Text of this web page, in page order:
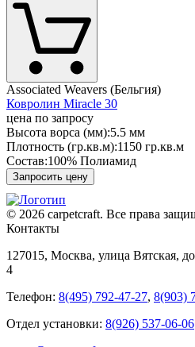
Associated Weavers (Бельгия)
Ковролин Miracle 30
цена по запросу
Высота ворса (мм):5.5 мм
Плотность (гр.кв.м):1150 гр.кв.м
Состав:100% Полиамид
Запросить цену
© 2026 carpetcraft. Все права
Контакты
127015, Москва, улица Вятская,
4
Телефон: 8(495) 792-47-27, 8(903)
Отдел установки: 8(926) 537-06-06